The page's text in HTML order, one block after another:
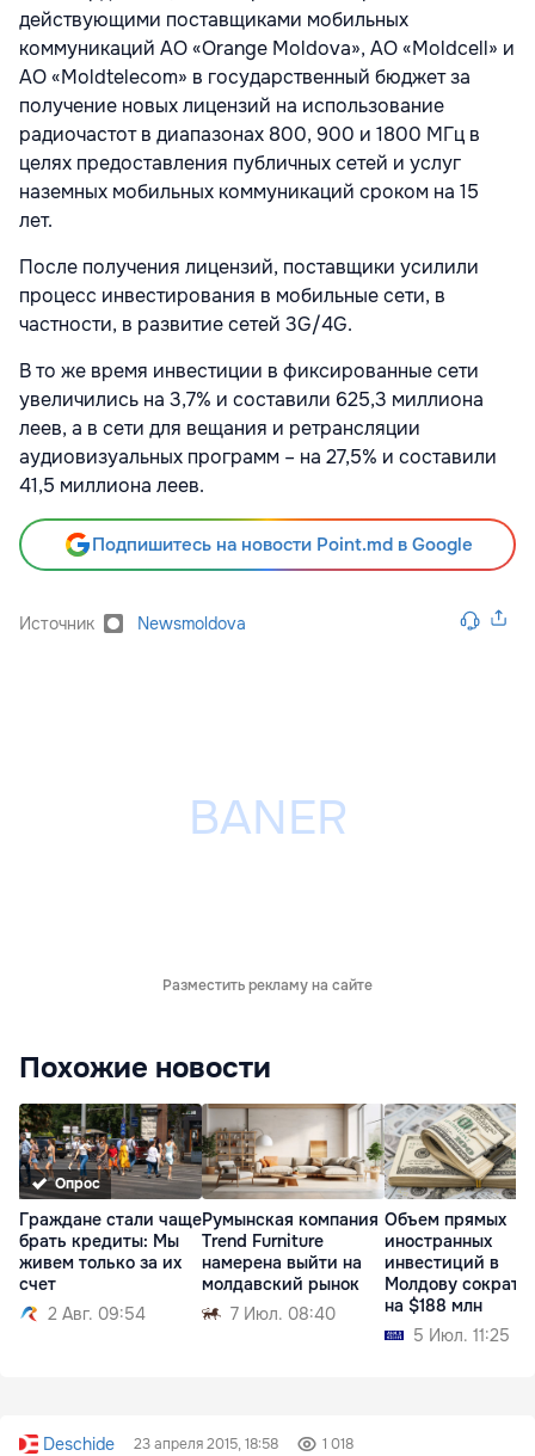
действующими поставщиками мобильных
коммуникаций АО «Orange Moldova», АО «Moldcell» и
АО «Moldtelecom» в государственный бюджет за
получение новых лицензий на использование
радиочастот в диапазонах 800, 900 и 1800 МГц в
целях предоставления публичных сетей и услуг
наземных мобильных коммуникаций сроком на 15
лет.
После получения лицензий, поставщики усилили
процесс инвестирования в мобильные сети, в
частности, в развитие сетей 3G/4G.
В то же время инвестиции в фиксированные сети
увеличились на 3,7% и составили 625,3 миллиона
леев, а в сети для вещания и ретрансляции
аудиовизуальных программ – на 27,5% и составили
41,5 миллиона леев.
Подпишитесь на новости Point.md в Google
Источник Newsmoldova
Разместить рекламу на сайте
Похожие новости
Опрос
Граждане стали чаще
брать кредиты: Мы
живем только за их
счет
2 Авг. 09:54
Румынская компания
Trend Furniture
намерена выйти на
молдавский рынок
7 Июл. 08:40
Объем прямых
иностранных
инвестиций в
Молдову
на $188 млн
5 Июл. 11:25
Deschide 23 апреля 2015, 18:58 1 018